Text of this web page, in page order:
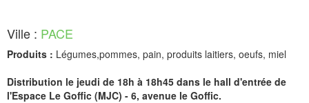
Ville : PACE
Produits : Légumes,pommes, pain, produits laitiers, oeufs, miel
Distribution le jeudi de 18h à 18h45 dans le hall d'entrée de
l'Espace Le Goffic (MJC) - 6, avenue le Goffic.